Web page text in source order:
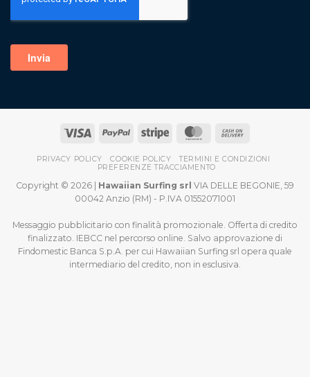
PRIVACY POLICY COOKIE POLICY
TERMINI E CONDIZIONI
PREFERENZE TRACCIAMENTO
Copyright © 2026 | Hawaiian Surfing srl VIA DELLE BEGONIE, 59
00042 Anzio (RM) - P.IVA 01552071001
Messaggio pubblicitario con finalità promozionale. Offerta di credito
finalizzato. IEBCC nel percorso online. Salvo approvazione di
Findomestic Banca S.p.A. per cui Hawaiian Surfing srl opera quale
intermediario del credito, non in esclusiva.